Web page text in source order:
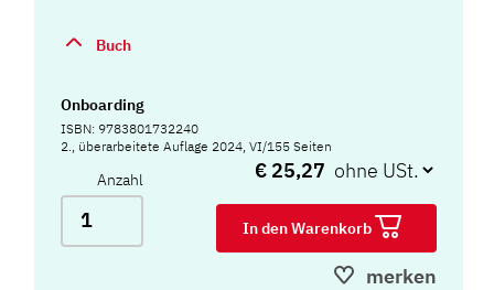
Buch
Onboarding
ISBN: 9783801732240
2., überarbeitete Auflage 2024, VI/155 Seiten
Anzahl € 25,27
In den Warenkorb
merken